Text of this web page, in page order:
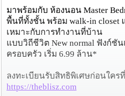
มาพร้อมกับ ห้องนอน Master
พื้นที่ทั้งชั้น พร้อม walk-in closet
เหมาะกับการทำงานที่บ้าน
แบบวิถีชีวิต New normal ฟังก์ชั
ครอบครัว เริ่ม 6.99 ล้าน*
ลงทะเบียนรับสิทธิพิเศษก่อนใครที่
https://theblisz.com